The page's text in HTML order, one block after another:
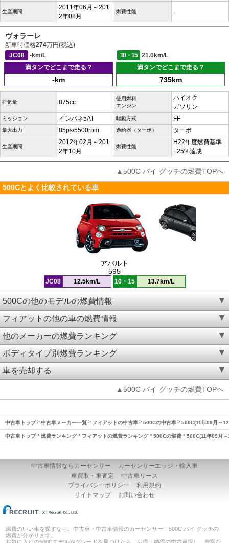
生産期間
2011年06月～201
2年08月
燃費性能 -
ヴォラーレ
新車時価格274万円(税込)
JC08
-km/L 10・15
21.0km/L
満タンでどこまで走る？
-km
満タンでどこまで走る？
735km
排気量 875cc
使用燃料
エンジン
ハイオク
ガソリン
ミッション インパネ5AT 駆動方式 FF
最大出力 85ps/5500rpm 過給器（ターボ） ターボ
生産期間
2012年02月～201
2年10月
燃費性能
H22年度燃費基準
+25%達成
▲500C バイ グッチの燃費TOPへ
500Cとよく比較されている車
アバルト
595
JC08 12.5km/L 10・15 13.7km/L
500Cの他のモデルの燃費情報
フィアットの他の車の燃費情報
他のメーカーの燃費ランキング
ボディタイプ別燃費ランキング
車を売却する
▲500C バイ グッチの燃費TOPへ
中古車トップ 中古車メーカー一覧 フィアットの中古車 500Cの中古車 500C(11年09月～
中古車トップ 燃費ランキング フィアットの燃費ランキング 500Cの燃費 500C(11年09月
中古車情報ならカーセンサー
カーセンサーエッジ・輸入車
車買取・車査定
中古車リース
プライバシーポリシー
利用規約
サイトマップ
お問い合わせ
燃費のいい車を探すなら、中古車・中古車情報のカーセンサー！500C バイ グッチの
燃費が分かります。